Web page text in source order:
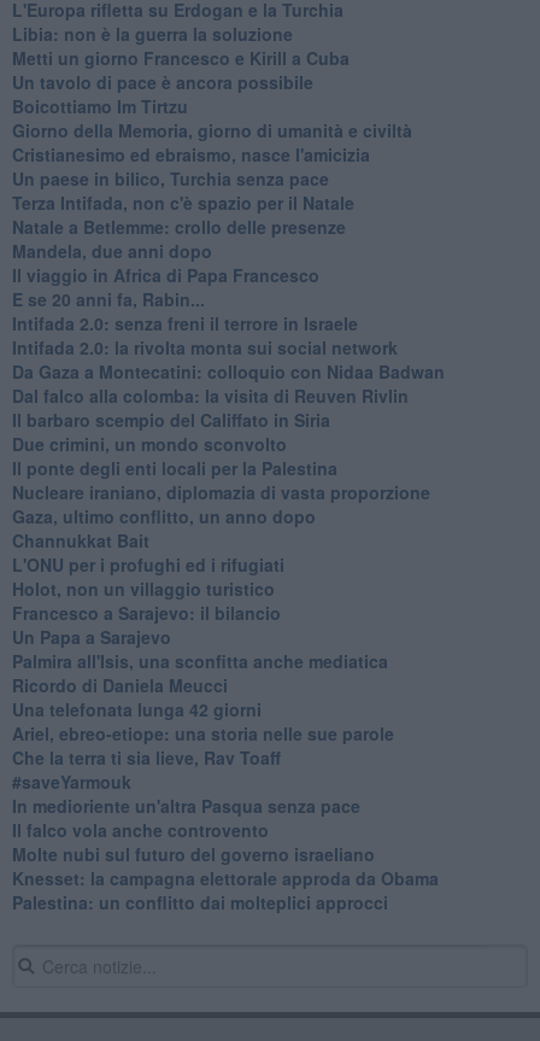
L'Europa rifletta su Erdogan e la Turchia
Libia: non è la guerra la soluzione
Metti un giorno Francesco e Kirill a Cuba
Un tavolo di pace è ancora possibile
Boicottiamo Im Tirtzu
Giorno della Memoria, giorno di umanità e civiltà
Cristianesimo ed ebraismo, nasce l'amicizia
Un paese in bilico, Turchia senza pace
Terza Intifada, non c'è spazio per il Natale
Natale a Betlemme: crollo delle presenze
Mandela, due anni dopo
Il viaggio in Africa di Papa Francesco
E se 20 anni fa, Rabin...
Intifada 2.0: senza freni il terrore in Israele
Intifada 2.0: la rivolta monta sui social network
Da Gaza a Montecatini: colloquio con Nidaa Badwan
Dal falco alla colomba: la visita di Reuven Rivlin
Il barbaro scempio del Califfato in Siria
Due crimini, un mondo sconvolto
Il ponte degli enti locali per la Palestina
Nucleare iraniano, diplomazia di vasta proporzione
Gaza, ultimo conflitto, un anno dopo
Channukkat Bait
L'ONU per i profughi ed i rifugiati
Holot, non un villaggio turistico
Francesco a Sarajevo: il bilancio
Un Papa a Sarajevo
Palmira all'Isis, una sconfitta anche mediatica
Ricordo di Daniela Meucci
​Una telefonata lunga 42 giorni
​Ariel, ebreo-etiope: una storia nelle sue parole
Che la terra ti sia lieve, Rav Toaff
​#saveYarmouk
​In medioriente un'altra Pasqua senza pace
​Il falco vola anche controvento
Molte nubi sul futuro del governo israeliano
Knesset: la campagna elettorale approda da Obama
Palestina: un conflitto dai molteplici approcci